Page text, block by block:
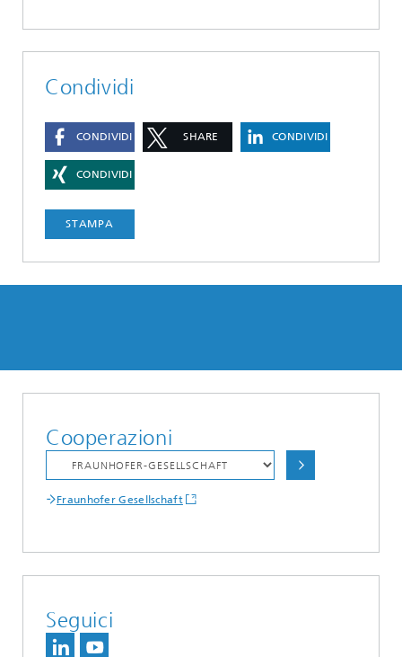
Condividi
CONDIVIDI SHARE CONDIVIDI
CONDIVIDI
STAMPA
Cooperazioni
Fraunhofer Gesellschaft
Seguici